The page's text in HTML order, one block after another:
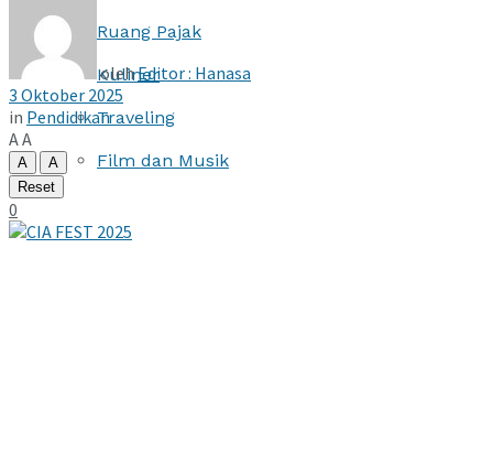
Ruang Pajak
Kuliner
Traveling
Film dan Musik
olehEditor : Hanasa
3 Oktober 2025
in Pendidikan
AA
A
A
Reset
0